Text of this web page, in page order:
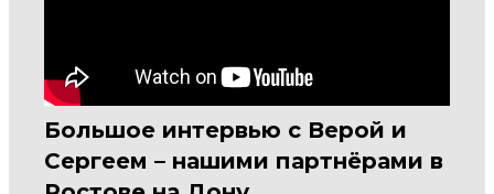
Большое интервью с Верой и
Сергеем – нашими партнёрами в